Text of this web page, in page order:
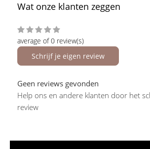
Wat onze klanten zeggen
average of 0 review(s)
Schrijf je eigen review
Geen reviews gevonden
Help ons en andere klanten door het
review